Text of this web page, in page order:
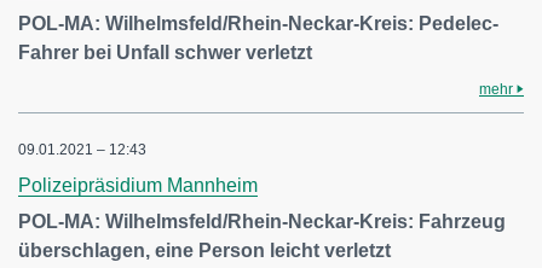
POL-MA: Wilhelmsfeld/Rhein-Neckar-Kreis: Pedelec-
Fahrer bei Unfall schwer verletzt
mehr
09.01.2021 – 12:43
Polizeipräsidium Mannheim
POL-MA: Wilhelmsfeld/Rhein-Neckar-Kreis: Fahrzeug
überschlagen, eine Person leicht verletzt